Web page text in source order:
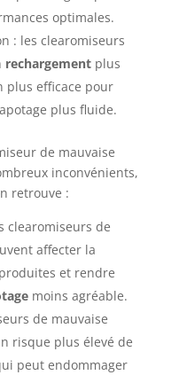
optimales.
: les clearomiseurs
rechargementplus
plus efficace pour
plus fluide.
de mauvaise
inconvénients,
retrouve :
clearomiseurs de
affecter la
et rendre
moins agréable.
de mauvaise
risque plus élevé de
peut endommager